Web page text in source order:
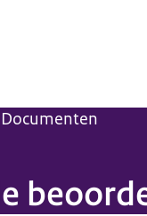
Documenten